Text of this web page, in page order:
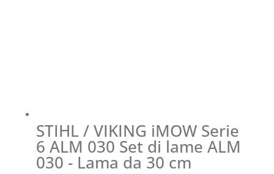
STIHL / VIKING iMOW Serie
6 ALM 030 Set di lame ALM
030 - Lama da 30 cm